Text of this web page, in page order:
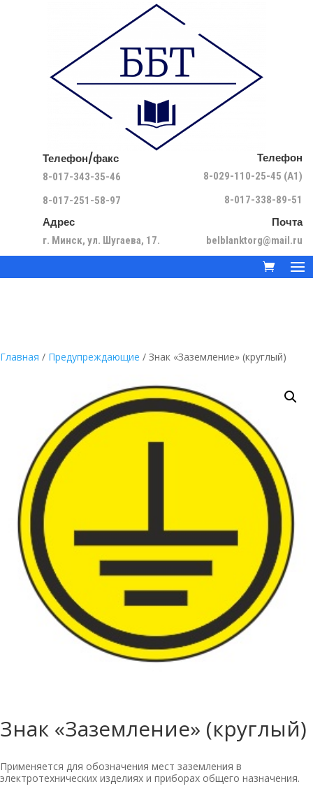
Телефон
8-029-110-25-45 (A1)
8-017-338-89-51
Телефон/факс
8-017-343-35-46
8-017-251-58-97
Почта
belblanktorg@mail.ru
Адрес
г. Минск, ул. Шугаева, 17.
Главная / Предупреждающие / Знак «Заземление» (круглый)
Знак «Заземление» (круглый)
Применяется для обозначения мест заземления в
электротехнических изделиях и приборах общего назначения.